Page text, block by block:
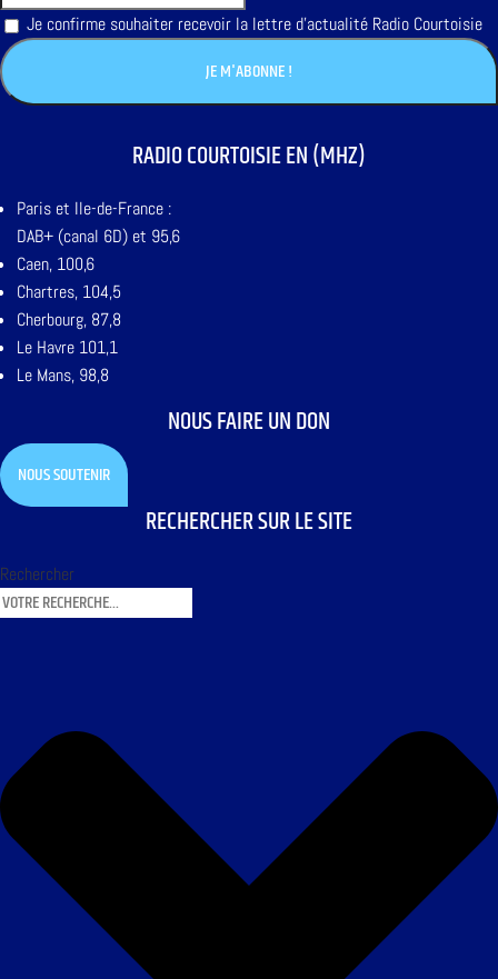
Je confirme souhaiter recevoir la lettre d'actualité Radio Courtoisie
RADIO COURTOISIE EN (MHZ)
Paris et Ile-de-France :
DAB+ (canal 6D) et 95,6
Caen, 100,6
Chartres, 104,5
Cherbourg, 87,8
Le Havre 101,1
Le Mans, 98,8
NOUS FAIRE UN DON
NOUS SOUTENIR
RECHERCHER SUR LE SITE
Rechercher